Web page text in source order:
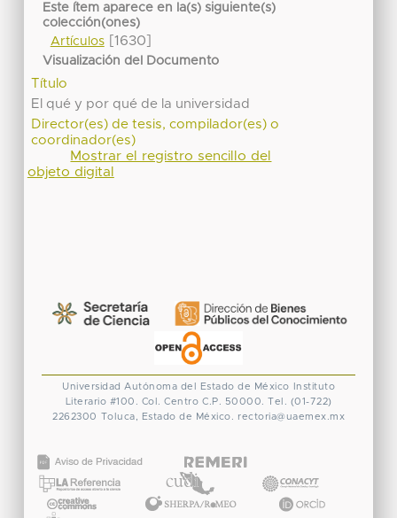
Este ítem aparece en la(s) siguiente(s)
colección(ones)
Artículos[1630]
Visualización del Documento
Título
El qué y por qué de la universidad
Director(es) de tesis, compilador(es) o
coordinador(es)
Mostrar el registro sencillo del
objeto digital
Universidad Autónoma del Estado de México
Instituto
Literario #100. Col. Centro C.P. 50000. Tel. (01-722)
2262300 Toluca, Estado de México. rectoria@uaemex.mx